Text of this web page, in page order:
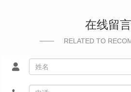
在线留言
RELATED TO